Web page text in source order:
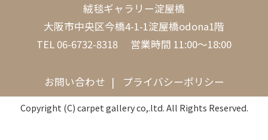
絨毯ギャラリー淀屋橋
大阪市中央区今橋4-1-1淀屋橋odona1階
TEL 06-6732-8318 営業時間 11:00～18:00
お問い合わせ プライバシーポリシー
Copyright (C) carpet gallery co,.ltd. All Rights Reserved.